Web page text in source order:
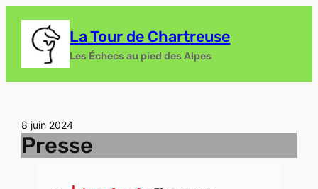
contenu
La Tour de Chartreuse
Les Échecs au pied des Alpes
8 juin 2024
Presse